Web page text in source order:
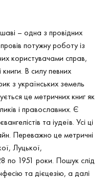
– одна з провідних
потужну роботу із
користувачами справ,
В силу певних
з українських земель
це метричних книг як
і православних. Є
та іудеїв. Усі ці
Переважно це метричні
Луцької,
по 1951 роки. Пошук слід
та дієцезію, а далі